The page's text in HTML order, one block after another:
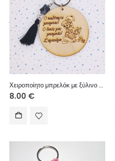
Χειροποίητο μπρελόκ με ξύλινο στοιχείο, ακρυλική χάντρα, χειροποίητη φούντα.
8.00 €